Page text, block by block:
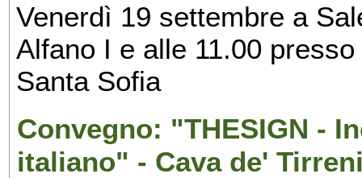
Venerdì 19 settembre a
Alfano I e alle 11.00
Santa Sofia
Convegno: "THESIGN -
italiano" - Cava de'